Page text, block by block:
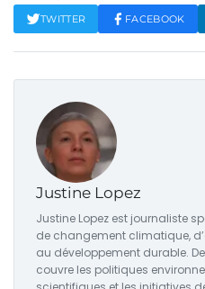
TWITTER FACEBOOK
Justine Lopez
Justine Lopez est journaliste
de changement climatique,
au développement durable.
couvre les politiques